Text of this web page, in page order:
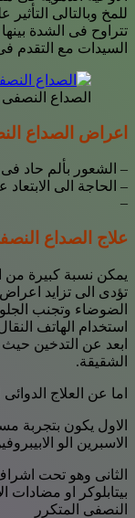
للمخ وبالتالى
تتراوح فى الشدة
السيدات مع التقدم
الصداع النصفى
اعراض الصداع
– الشعور بألم حاد
– الحاجة الى
–
علاج الصداع
يمكن نسبة كبيرة من
تؤدى الى تزايد
الضوضاء وتجنب
استخدام الهاتف
ابعد عن التدخين
الشقيقة.
اما عن العلاج
الاول يكون بتجربة
الاسبرين الو
الثانى وهو تحت
بيتابلوكر او مضادات
النصفى المتكرر